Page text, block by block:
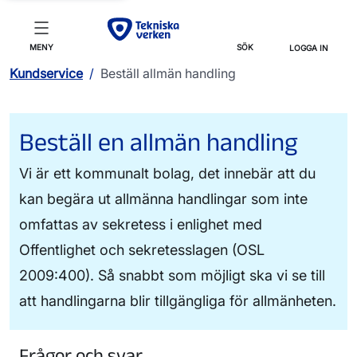
MENY SÖK LOGGA IN
Kundservice / Beställ allmän handling
Beställ en allmän handling
Vi är ett kommunalt bolag, det innebär att du
kan begära ut allmänna handlingar som inte
omfattas av sekretess i enlighet med
Offentlighet och sekretesslagen (OSL
2009:400). Så snabbt som möjligt ska vi se till
att handlingarna blir tillgängliga för allmänheten.